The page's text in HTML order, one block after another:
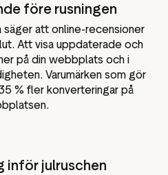
före rusningen
säger att online-recensioner
Att visa uppdaterade och
på din webbplats och i
Varumärken som gör
% fler konverteringar på
inför julruschen